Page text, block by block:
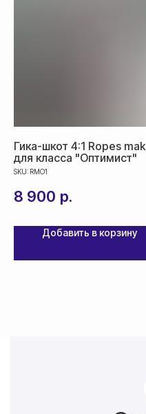
Гика-шкот 4:1 Ropes
для класса "Оптимист"
SKU: RMO1
8 900 р.
Добавить в корзину
почтовым сервисом
срок доставки от 5